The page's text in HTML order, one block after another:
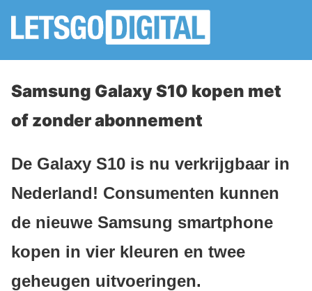
Samsung Galaxy S10 kopen met
of zonder abonnement
De Galaxy S10 is nu verkrijgbaar in
Nederland! Consumenten kunnen
de nieuwe Samsung smartphone
kopen in vier kleuren en twee
geheugen uitvoeringen.